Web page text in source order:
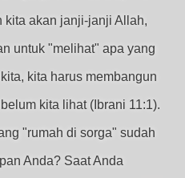
kita akan janji-janji Allah,
untuk "melihat" apa yang
kita harus membangun
kita lihat (Ibrani 11:1).
"rumah di sorga" sudah
Anda? Saat Anda